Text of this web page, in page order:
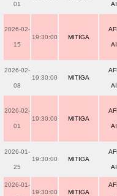
01
2026-02-
15
19:30:00 MITIGA
2026-02-
08
19:30:00 MITIGA
2026-02-
01
19:30:00 MITIGA
2026-01-
25
19:30:00 MITIGA
2026-01-
19:30:00 MITIGA